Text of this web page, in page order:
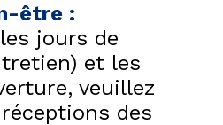
être :
jours de
et les
veuillez
des